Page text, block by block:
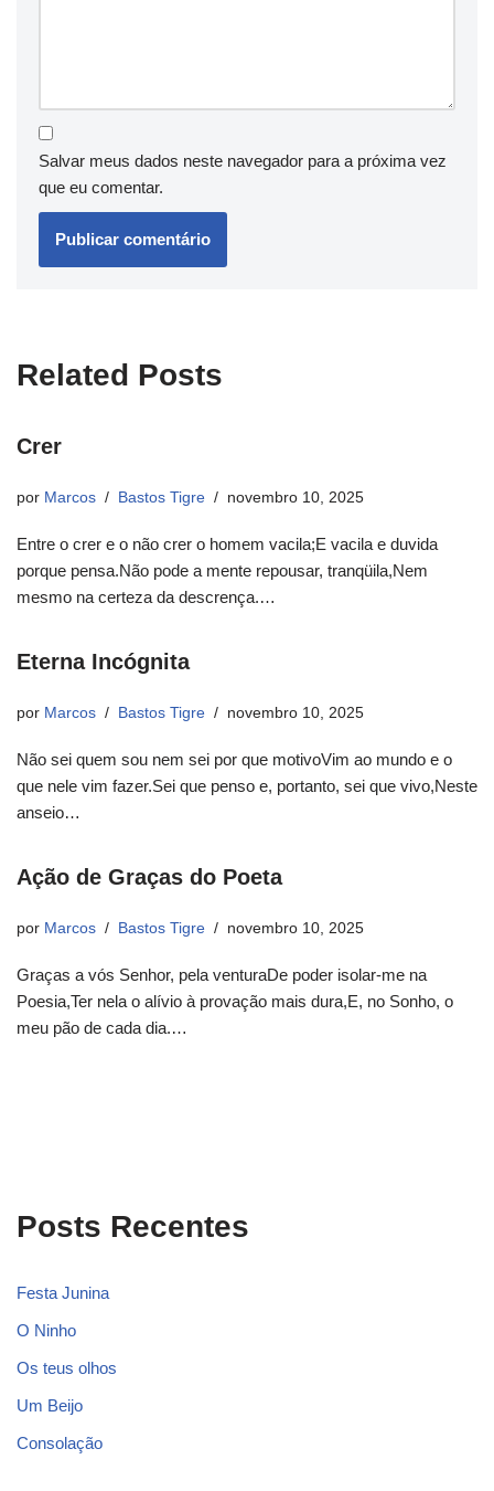
Salvar meus dados neste navegador para a próxima vez
que eu comentar.
Related Posts
Crer
por Marcos Bastos Tigre novembro 10, 2025
Entre o crer e o não crer o homem vacila;E vacila e duvida
porque pensa.Não pode a mente repousar, tranqüila,Nem
mesmo na certeza da descrença.…
Eterna Incógnita
por Marcos Bastos Tigre novembro 10, 2025
Não sei quem sou nem sei por que motivoVim ao mundo e o
que nele vim fazer.Sei que penso e, portanto, sei que vivo,Neste
anseio…
Ação de Graças do Poeta
por Marcos Bastos Tigre novembro 10, 2025
Graças a vós Senhor, pela venturaDe poder isolar-me na
Poesia,Ter nela o alívio à provação mais dura,E, no Sonho, o
meu pão de cada dia.…
Posts Recentes
Festa Junina
O Ninho
Os teus olhos
Um Beijo
Consolação